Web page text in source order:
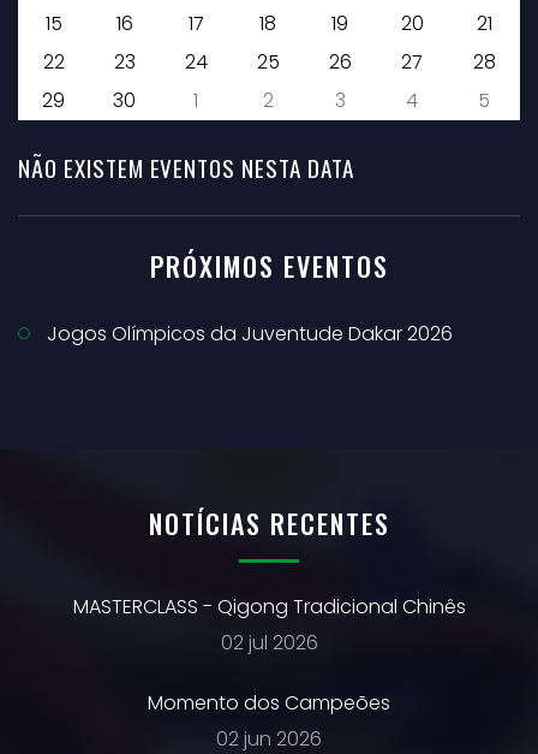
NÃO EXISTEM EVENTOS NESTA DATA
PRÓXIMOS EVENTOS
Jogos Olímpicos da Juventude Dakar 2026
15
16 17 18 19 20
21
22
23 24 25 26 27
28
29
30 1 2 3 4 5
NOTÍCIAS RECENTES
MASTERCLASS - Qigong Tradicional Chinês
02 jul 2026
Momento dos Campeões
02 jun 2026